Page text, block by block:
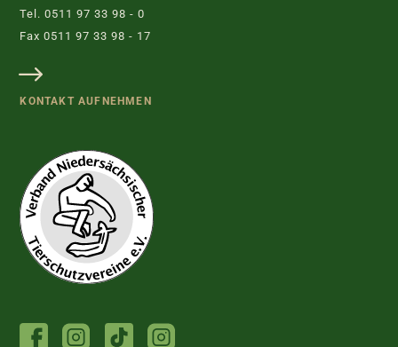
Tel. 0511 97 33 98 - 0
Fax 0511 97 33 98 - 17
KONTAKT AUFNEHMEN
FACEBOOKINSTAGRAM
TIKTOK